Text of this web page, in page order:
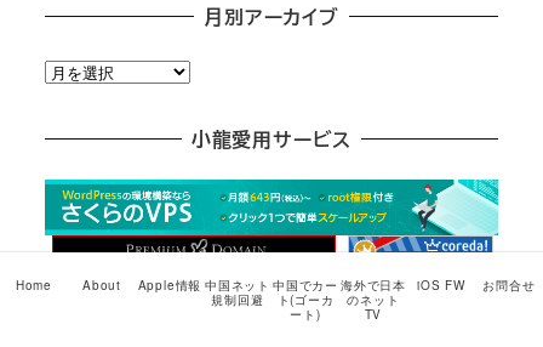
月別アーカイブ
月
カ
ブ
小龍愛用サービス
Home About Apple情報 中国ネット
規制回避
中国でカー
ト(ゴーカ
ート)
海外で日本
のネット
TV
iOS FW お問合せ